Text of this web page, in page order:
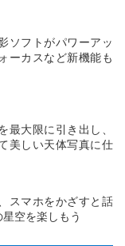
ソフトがパワーアッ
ーカスなど新機能も
大限に引き出し、
美しい天体写真に仕
スマホをかざすと話
空を楽しもう